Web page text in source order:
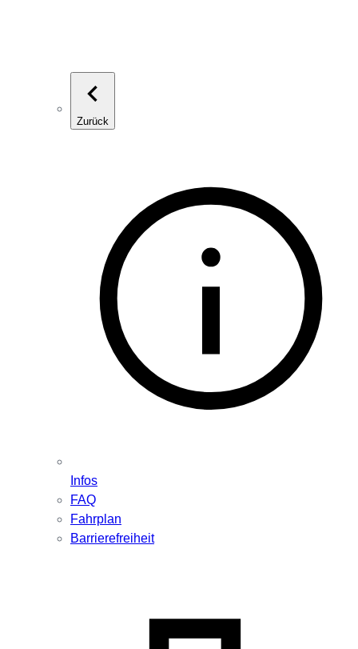
Zurück
Infos
FAQ
Fahrplan
Barrierefreiheit